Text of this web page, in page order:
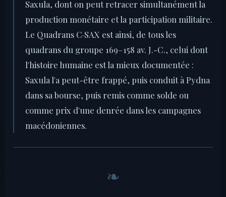
Saxula, dont on peut retracer simultanément la
production monétaire et la participation militaire.
Le Quadrans C·SAX est ainsi, de tous les
quadrans du groupe 169–158 av. J.-C., celui dont
l'histoire humaine est la mieux documentée :
Saxula l'a peut-être frappé, puis conduit à Pydna
dans sa bourse, puis remis comme solde ou
comme prix d'une denrée dans les campagnes
macédoniennes.